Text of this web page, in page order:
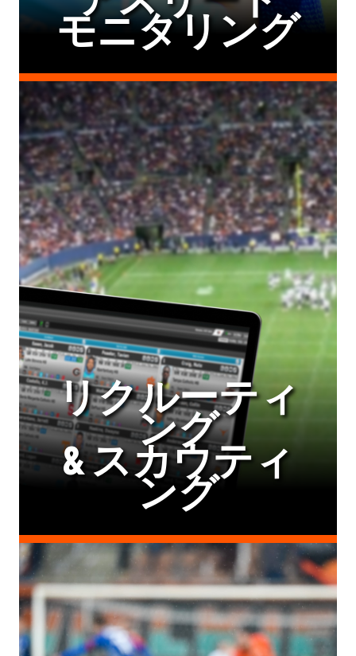
モニタリング
リクルーティ
ング
& スカウティ
ング